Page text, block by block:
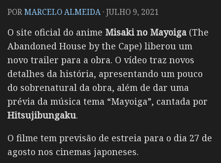
PORMARCELO ALMEIDA ·JULHO 9, 2021
O site oficial do anime Misaki no Mayoiga (The
Abandoned House by the Cape) liberou um
novo trailer para a obra. O vídeo traz novos
detalhes da história, apresentando um pouco
do sobrenatural da obra, além de dar uma
prévia da música tema “Mayoiga”, cantada por
Hitsujibungaku.
O filme tem previsão de estreia para o dia 27 de
agosto nos cinemas japoneses.